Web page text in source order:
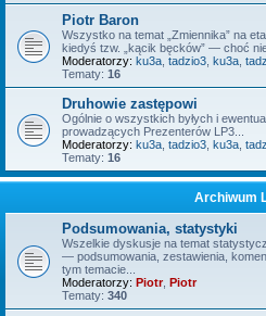
Piotr Baron
Wszystko na temat „Zmiennika” na
kiedyś tzw. „kącik bęcków” — choć
Moderatorzy: ku3a tadzio3 ku3a
Tematy: 16
Druhowie zastępowi
Ogólnie o wszystkich byłych i
prowadzących Prezenterów LP3...
Moderatorzy: ku3a tadzio3 ku3a
Tematy: 16
Archiwum
Podsumowania, statystyki
Wszelkie dyskusje na temat
— podsumowania, zestawienia,
tym temacie...
Moderatorzy: Piotr, Piotr
Tematy: 340